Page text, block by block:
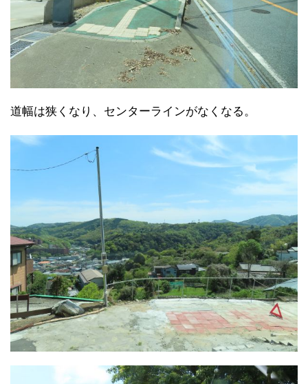
道幅は狭くなり、センターラインがなくなる。